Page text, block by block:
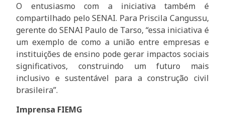
O entusiasmo com a iniciativa também é
compartilhado pelo SENAI. Para Priscila Cangussu,
gerente do SENAI Paulo de Tarso, “essa iniciativa é
um exemplo de como a união entre empresas e
instituições de ensino pode gerar impactos sociais
significativos, construindo um futuro mais
inclusivo e sustentável para a construção civil
brasileira”.
Imprensa FIEMG